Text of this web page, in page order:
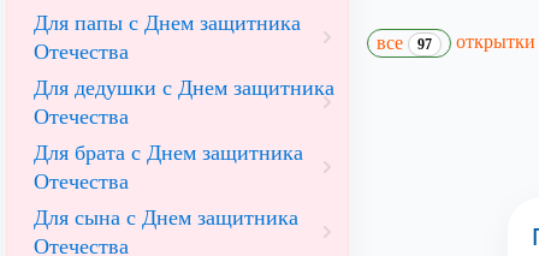
все 97 открытки
Для папы с Днем защитника
Отечества
Для дедушки с Днем защитника
Отечества
Для брата с Днем защитника
Отечества
Для сына с Днем защитника
Отечества